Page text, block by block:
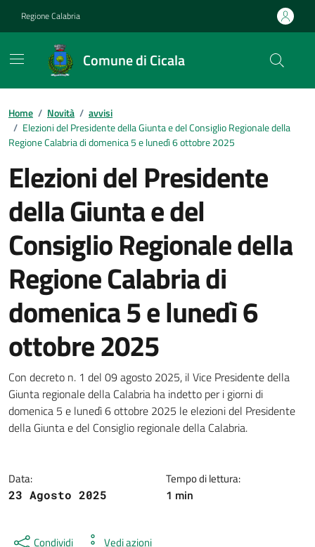
Regione Calabria
Comune di Cicala
Home / Novità / avvisi
/ Elezioni del Presidente della Giunta e del Consiglio Regionale della
Regione Calabria di domenica 5 e lunedì 6 ottobre 2025
Elezioni del Presidente
della Giunta e del
Consiglio Regionale della
Regione Calabria di
domenica 5 e lunedì 6
ottobre 2025
Dettagli della notizia
Con decreto n. 1 del 09 agosto 2025, il Vice Presidente della
Giunta regionale della Calabria ha indetto per i giorni di
domenica 5 e lunedì 6 ottobre 2025 le elezioni del Presidente
della Giunta e del Consiglio regionale della Calabria.
Data:
23 Agosto 2025
Tempo di lettura:
1 min
Condividi Vedi azioni